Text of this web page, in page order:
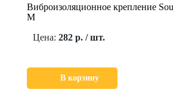
Виброизоляционное крепление
M
Цена: 282 р. / шт.
В корзину